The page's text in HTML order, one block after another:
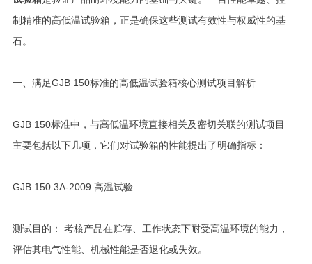
制精准的高低温试验箱，正是确保这些测试有效性与权威性的基
石。
一、满足GJB 150标准的高低温试验箱核心测试项目解析
GJB 150标准中，与高低温环境直接相关及密切关联的测试项目
主要包括以下几项，它们对试验箱的性能提出了明确指标：
GJB 150.3A-2009 高温试验
测试目的： 考核产品在贮存、工作状态下耐受高温环境的能力，
评估其电气性能、机械性能是否退化或失效。